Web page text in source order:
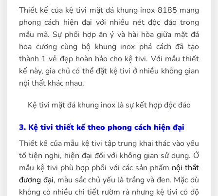
Thiết kế của kệ tivi mặt đá khung inox 8185 mang
phong cách hiện đại với nhiều nét độc đáo trong
mẫu mã. Sự phối hợp ăn ý và hài hòa giữa mặt đá
hoa cương cùng bộ khung inox phá cách đã tạo
thành 1 vẻ đẹp hoàn hảo cho kệ tivi. Với mẫu thiết
kế này, gia chủ có thể đặt kệ tivi ở nhiều không gian
nội thất khác nhau.
Kệ tivi mặt đá khung inox là sự kết hợp độc đáo
3. Kệ tivi thiết kế theo phong cách hiện đại
Thiết kế của mẫu kệ tivi tập trung khai thác vào yếu
tố tiện nghi, hiện đại đối với không gian sử dụng. Ở
mẫu kệ tivi phù hợp phối với các sản phẩm nội thất
đương đại, màu sắc chủ yếu là trắng và đen. Mặc dù
không có nhiều chi tiết rườm rà nhưng kệ tivi có độ